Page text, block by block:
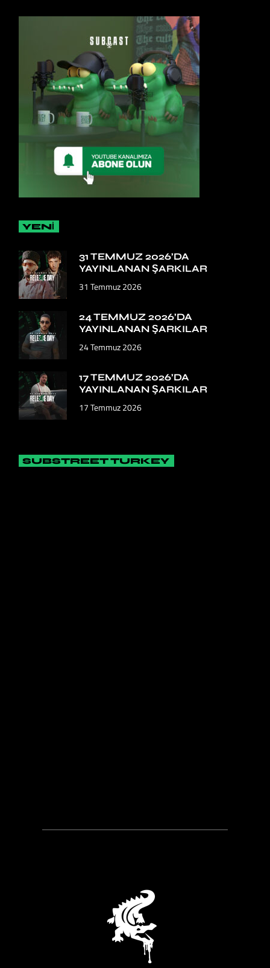
YENİ
31 TEMMUZ 2026’DA
YAYINLANAN ŞARKILAR
31 Temmuz 2026
24 TEMMUZ 2026’DA
YAYINLANAN ŞARKILAR
24 Temmuz 2026
17 TEMMUZ 2026’DA
YAYINLANAN ŞARKILAR
17 Temmuz 2026
SUBSTREET TURKEY